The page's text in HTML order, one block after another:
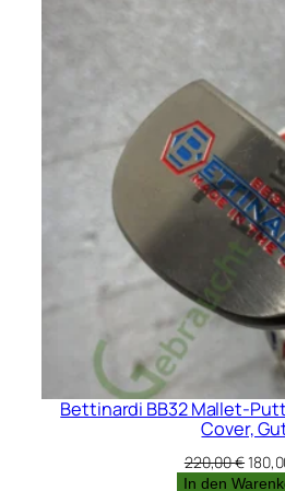
Bettinardi BB32 Mallet-
Cover,
220,00€
Preis
In den